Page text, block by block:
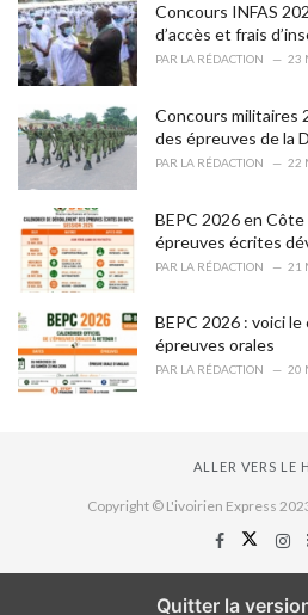
Concours INFAS
d’accès et frais
PAR LA RÉDACTION 23
Concours militaires
des épreuves de la
PAR LA RÉDACTION 22
BEPC 2026 en
épreuves écrites
PAR LA RÉDACTION 21
BEPC 2026 : voici
épreuves orales
PAR LA RÉDACTION 20
ALLER VERS LE
Copyright © L'ivoirien Express
Quitter la